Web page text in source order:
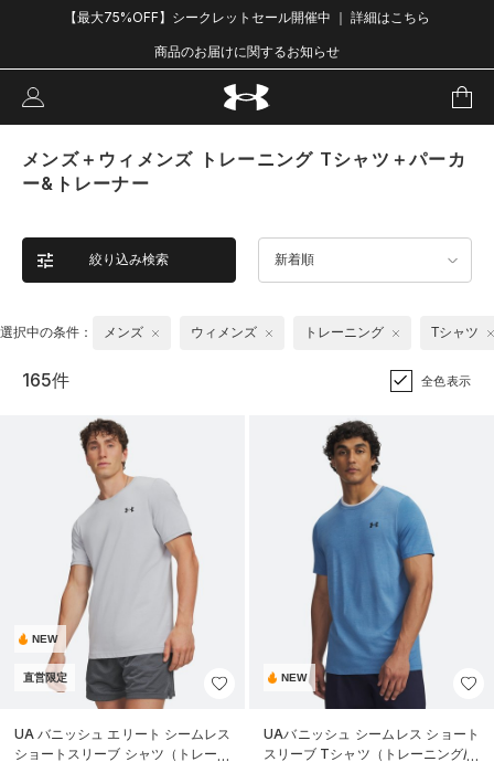
【最大75%OFF】シークレットセール開催中 ｜ 詳細はこちら
商品のお届けに関するお知らせ
メンズ＋ウィメンズ トレーニング Tシャツ＋パーカ
ー&トレーナー
絞り込み検索 新着順
選択中の条件： メンズ ウィメンズ トレーニング Tシャツ
165件 全色表示
NEW
直営限定
UA バニッシュ エリート シームレス
ショートスリーブ シャツ（トレーニ
NEW
UAバニッシュ シームレス ショート
スリーブ Tシャツ（トレーニング/M